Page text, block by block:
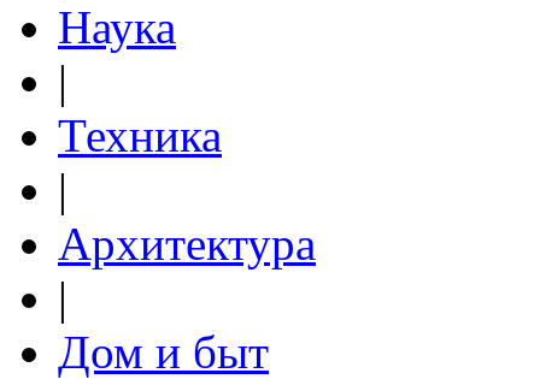
Наука
|
Техника
|
Архитектура
|
Дом и быт